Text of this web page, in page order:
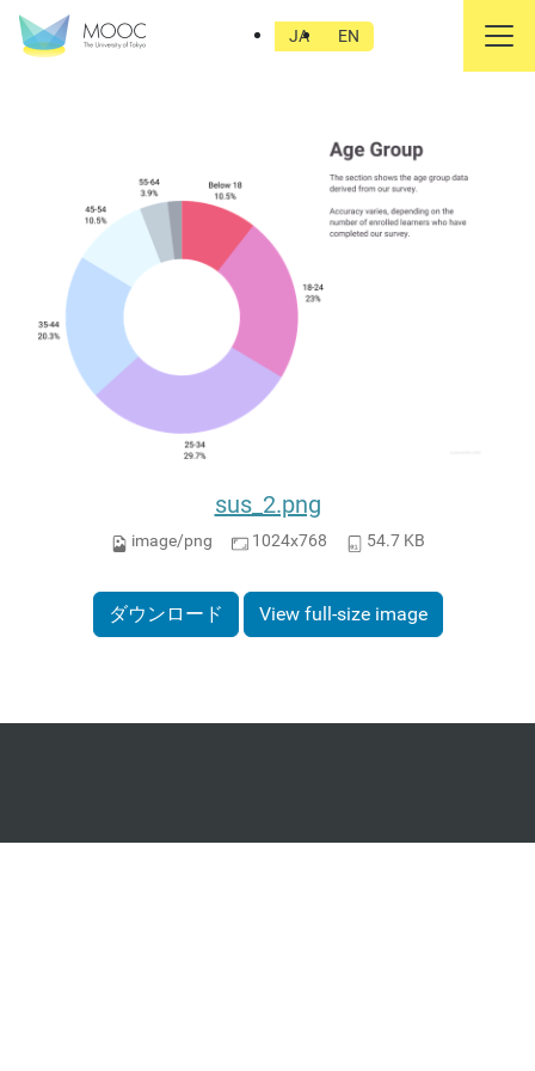
JA EN
sus_2.png
sus_2.png
image/png 1024x768 54.7 KB
ダウンロード View full-size image